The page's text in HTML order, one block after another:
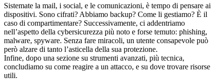
Sistemate la mail, i social, e le comunicazioni, è tempo di pensare ai
dispositivi. Sono cifrati? Abbiamo backup? Come li gestiamo? È il
caso di compartimentare? Successivamente, ci addentriamo
nell’aspetto della cybersicurezza più noto e forse temuto: phishing,
malware, spyware. Senza fare miracoli, un utente consapevole può
però alzare di tanto l’asticella della sua protezione.
Infine, dopo una sezione su strumenti avanzati, più tecnica,
concludiamo su come reagire a un attacco, e su dove trovare risorse
utili.